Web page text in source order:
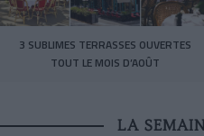
3 SUBLIMES TERRASSES OUVERTES
TOUT LE MOIS D’AOÛT
LA